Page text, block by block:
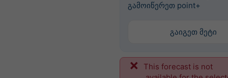
გამოიწერეთ point+
გაიგეთ მეტი
This forecast is not